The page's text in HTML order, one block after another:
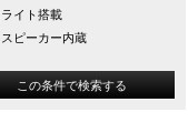
ライト搭載
スピーカー内蔵
この条件で検索する